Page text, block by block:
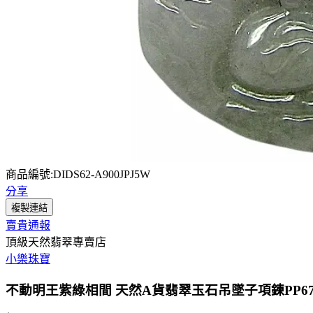
商品編號:DIDS62-A900JPJ5W
分享
複製連結
賣貴通報
頂級天然翡翠專賣店
小樂珠寶
不動明王紫綠相間 天然A貨翡翠玉石吊墜子項鍊